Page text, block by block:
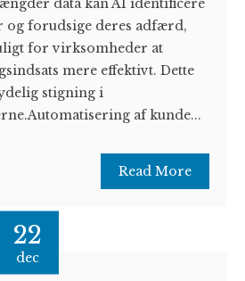
data kan AI identificere
og forudsige deres adfærd,
for virksomheder at
mere effektivt. Dette
stigning i
af kunde...
Read More
22
dec